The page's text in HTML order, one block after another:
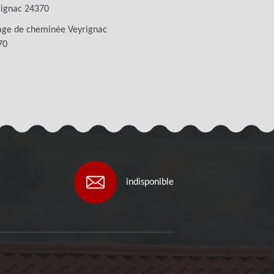
24370
de cheminée Veyrignac
indisponible